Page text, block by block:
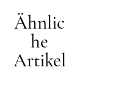
Ähnlic
he
Artikel